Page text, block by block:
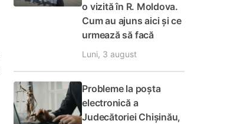
o vizită în R. Moldova.
Cum au ajuns aici și ce
urmează să facă
Luni, 3 august
Probleme la poșta
electronică a
Judecătoriei Chișinău,